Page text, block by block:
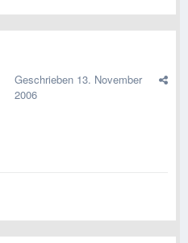
Geschrieben 13. November
2006